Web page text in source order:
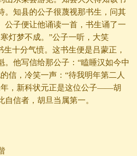
。知县的公子很蔑视那书生，问其
公子便让他诵读一首，书生诵了一
灯梦不成。”公子一听，大笑
生十分气愤。这书生便是吕蒙正，
。他写信给那公子：“瞌睡汉如今中
信，冷笑一声：“待我明年第二人
年，新科状元正是这位公子——胡
自信者，胡旦当属第一。